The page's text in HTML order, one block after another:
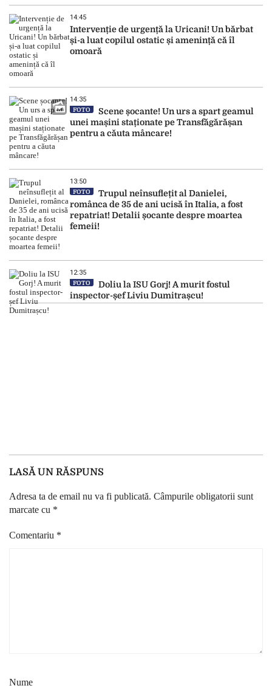
14:45
Intervenție de urgență la Uricani! Un bărbat
și-a luat copilul ostatic și amenință că îl
omoară
14:35
FOTO
Scene șocante! Un urs a spart geamul
unei mașini staționate pe Transfăgărășan
pentru a căuta mâncare!
13:50
FOTO
Trupul neînsuflețit al Danielei,
românca de 35 de ani ucisă în Italia, a fost
repatriat! Detalii șocante despre moartea
femeii!
12:35
FOTO
Doliu la ISU Gorj! A murit fostul
inspector-șef Liviu Dumitrașcu!
LASĂ UN RĂSPUNS
Adresa ta de email nu va fi publicată. Câmpurile obligatorii sunt
marcate cu *
Comentariu *
Nume